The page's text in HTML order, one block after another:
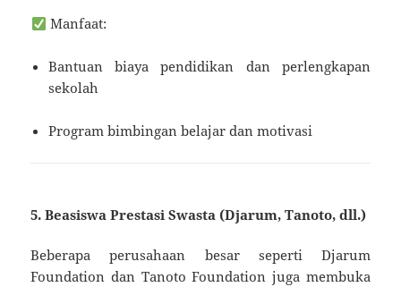
Manfaat:
Bantuan biaya pendidikan dan perlengkapan
sekolah
Program bimbingan belajar dan motivasi
5. Beasiswa Prestasi Swasta (Djarum, Tanoto, dll.)
Beberapa perusahaan besar seperti Djarum
Foundation dan Tanoto Foundation juga membuka